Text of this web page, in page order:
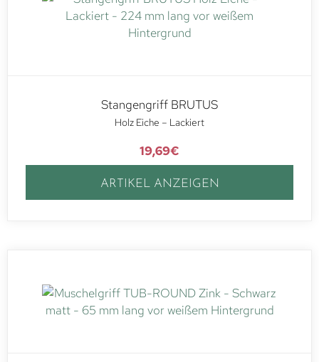
Stangengriff BRUTUS
Holz Eiche – Lackiert
19,69€
ARTIKEL ANZEIGEN